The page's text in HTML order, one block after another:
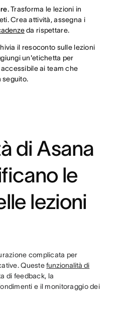
Trasforma le lezioni in
Crea attività, assegna i
da rispettare.
il resoconto sulle lezioni
un'etichetta per
ai team che
seguito.
di Asana
le
lezioni
complicata per
Questefunzionalità di
di feedback, la
e il monitoraggio dei